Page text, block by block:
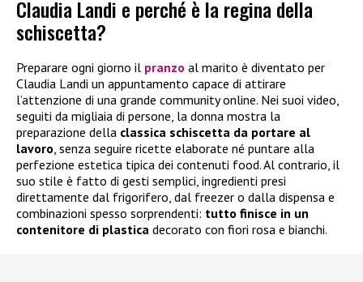
Claudia Landi e perché è la regina della
schiscetta?
Preparare ogni giorno il pranzo al marito è diventato per
Claudia Landi un appuntamento capace di attirare
l’attenzione di una grande community online. Nei suoi video,
seguiti da migliaia di persone, la donna mostra la
preparazione della classica schiscetta da portare al
lavoro , senza seguire ricette elaborate né puntare alla
perfezione estetica tipica dei contenuti food. Al contrario, il
suo stile è fatto di gesti semplici, ingredienti presi
direttamente dal frigorifero, dal freezer o dalla dispensa e
combinazioni spesso sorprendenti: tutto finisce in un
contenitore di plastica decorato con fiori rosa e bianchi.